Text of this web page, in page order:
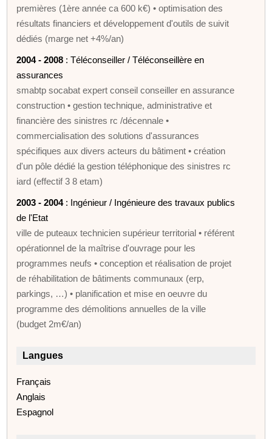
premières (1ère année ca 600 k€) • optimisation des
résultats financiers et développement d'outils de suivit
dédiés (marge net +4%/an)
2004 - 2008 : Téléconseiller / Téléconseillère en
assurances
smabtp socabat expert conseil conseiller en assurance
construction • gestion technique, administrative et
financière des sinistres rc /décennale •
commercialisation des solutions d'assurances
spécifiques aux divers acteurs du bâtiment • création
d'un pôle dédié la gestion téléphonique des sinistres rc
iard (effectif 3 8 etam)
2003 - 2004: Ingénieur / Ingénieure des travaux publics
de l'Etat
ville de puteaux technicien supérieur territorial • référent
opérationnel de la maîtrise d'ouvrage pour les
programmes neufs • conception et réalisation de projet
de réhabilitation de bâtiments communaux (erp,
parkings, …) • planification et mise en oeuvre du
programme des démolitions annuelles de la ville
(budget 2m€/an)
Langues
Français
Anglais
Espagnol